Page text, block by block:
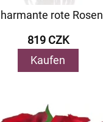
rote Rosen
819 CZK
Kaufen